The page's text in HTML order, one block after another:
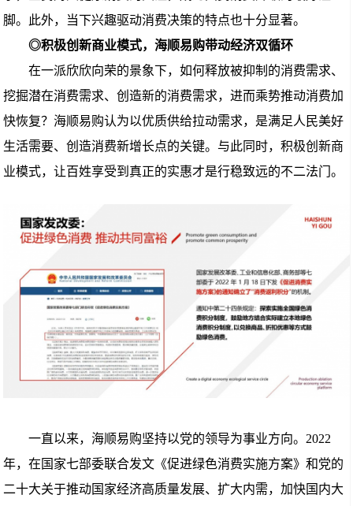
脚。此外，当下兴趣驱动消费决策的特点也十分显著。
◎积极创新商业模式，海顺易购带动经济双循环
在一派欣欣向荣的景象下，如何释放被抑制的消费需求、
挖掘潜在消费需求、创造新的消费需求，进而乘势推动消费加
快恢复？海顺易购认为以优质供给拉动需求，是满足人民美好
生活需要、创造消费新增长点的关键。与此同时，积极创新商
业模式，让百姓享受到真正的实惠才是行稳致远的不二法门。
一直以来，海顺易购坚持以党的领导为事业方向。2022
年，在国家七部委联合发文《促进绿色消费实施方案》和党的
二十大关于推动国家经济高质量发展、扩大内需，加快国内大